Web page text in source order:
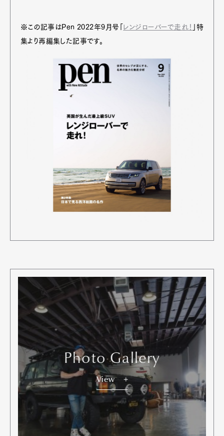
※この記事はPen 2022年9月号「 レンジローバーで走れ！
」特
集より再編集した記事です。
Photo Gallery
View